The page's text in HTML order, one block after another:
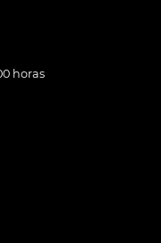
horas